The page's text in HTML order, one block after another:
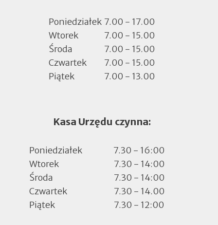
zakładce
Poniedziałek 7.00 - 17.00
Wtorek
7.00 - 15.00
Środa
7.00 - 15.00
Czwartek
7.00 - 15.00
Piątek
7.00 - 13.00
Kasa Urzędu czynna:
Poniedziałek
7.30 - 16:00
Wtorek
7.30 - 14:00
Środa
7.30 - 14:00
Czwartek
7.30 - 14.00
Piątek
7.30 - 12:00